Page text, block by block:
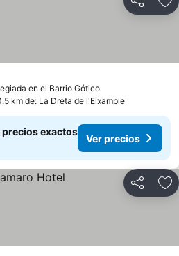
Compartir
en el Barrio GóticoVer precios
km de: La Dreta de l'Eixample
precios exactos
Ver precios
Compartir